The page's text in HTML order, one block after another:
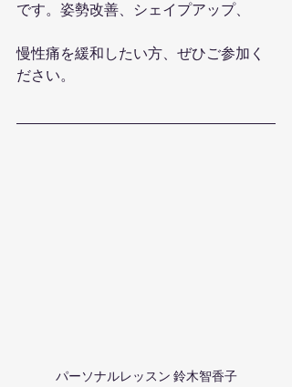
です。姿勢改善、シェイプアップ、
慢性痛を緩和したい方、ぜひご参加く
ださい。
パーソナルレッスン 鈴木智香子